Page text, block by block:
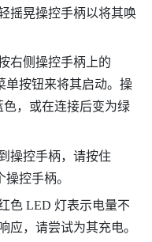
摇晃操控手柄以将其唤
右侧操控手柄上的
单按钮来将其启动。操
，或在连接后变为绿
操控手柄，请按住
控手柄。
色 LED 灯表示电量不
应，请尝试为其充电。